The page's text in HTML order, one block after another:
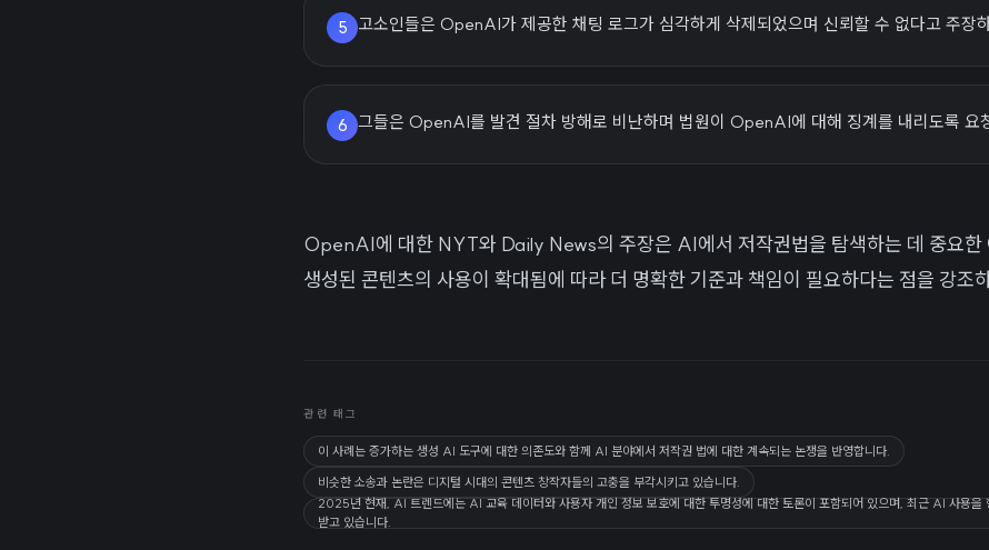
5 고소인들은 OpenAI가 제공한 채팅 로그가 심각하게 삭제되었으며 신뢰할 수 없다고 주장
6 그들은 OpenAI를 발견 절차 방해로 비난하며 법원이 OpenAI에 대해 징계를 내리도록 요
OpenAI에 대한 NYT와 Daily News의 주장은 AI에서 저작권법을 탐색하는 데 중요한
생성된 콘텐츠의 사용이 확대됨에 따라 더 명확한 기준과 책임이 필요하다는 점을 강조
관련 태그
이 사례는 증가하는 생성 AI 도구에 대한 의존도와 함께 AI 분야에서 저작권 법에 대한 계속되는 논쟁을 반영합니다.
비슷한 소송과 논란은 디지털 시대의 콘텐츠 창작자들의 고충을 부각시키고 있습니다.
2025년 현재, AI 트렌드에는 AI 교육 데이터와 사용자 개인 정보 보호에 대한 투명성에 대한 토론이 포함되어 있으며, 최근 AI 사용을
받고 있습니다.